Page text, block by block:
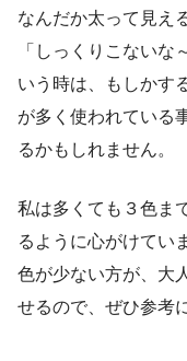
なんだか太って見え
「しっくりこないな
いう時は、もしかす
が多く使われている
るかもしれません。
私は多くても３色ま
るように心がけてい
色が少ない方が、大
せるので、ぜひ参考